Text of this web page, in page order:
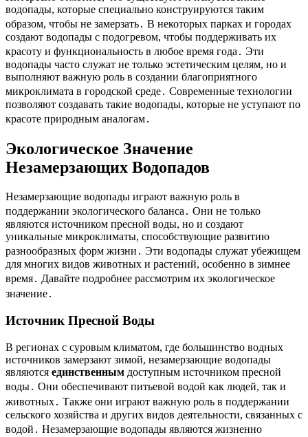
водопады, которые специально конструируются таким
образом, чтобы не замерзать․ В некоторых парках и городах
создают водопады с подогревом, чтобы поддерживать их
красоту и функциональность в любое время года․ Эти
водопады часто служат не только эстетическим целям, но и
выполняют важную роль в создании благоприятного
микроклимата в городской среде․ Современные технологии
позволяют создавать такие водопады, которые не уступают по
красоте природным аналогам․
Экологическое Значение
Незамерзающих Водопадов
Незамерзающие водопады играют важную роль в
поддержании экологического баланса․ Они не только
являются источником пресной воды, но и создают
уникальные микроклиматы, способствующие развитию
разнообразных форм жизни․ Эти водопады служат убежищем
для многих видов животных и растений, особенно в зимнее
время․ Давайте подробнее рассмотрим их экологическое
значение․
Источник Пресной Воды
В регионах с суровым климатом, где большинство водных
источников замерзают зимой, незамерзающие водопады
являются единственным доступным источником пресной
воды․ Они обеспечивают питьевой водой как людей, так и
животных․ Также они играют важную роль в поддержании
сельского хозяйства и других видов деятельности, связанных с
водой․ Незамерзающие водопады являются жизненно